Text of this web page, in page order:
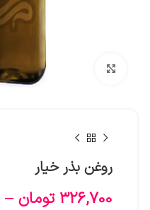
بزرگنمایی تصویر
روغن بذر خیار
326,700 تومان –